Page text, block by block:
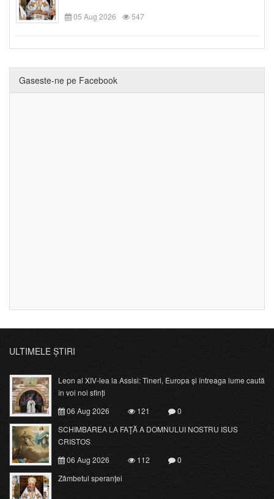
05 Aug 2026 547
Gaseste-ne pe Facebook
ULTIMELE ȘTIRI
Leon al XIV-lea la Assisi: Tineri, Europa și întreaga lume caută
în voi noi sfinți
06 Aug 2026
121
0
SCHIMBAREA LA FAŢĂ A DOMNULUI NOSTRU ISUS
CRISTOS
06 Aug 2026
112
0
Zâmbetul speranței